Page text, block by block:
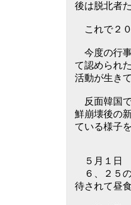
後は脱北者
これで２０
今度の行
て認められ
活動が生き
反面韓国で
鮮崩壊後の
ている様子
５月１日
６、２５の
待されて昼